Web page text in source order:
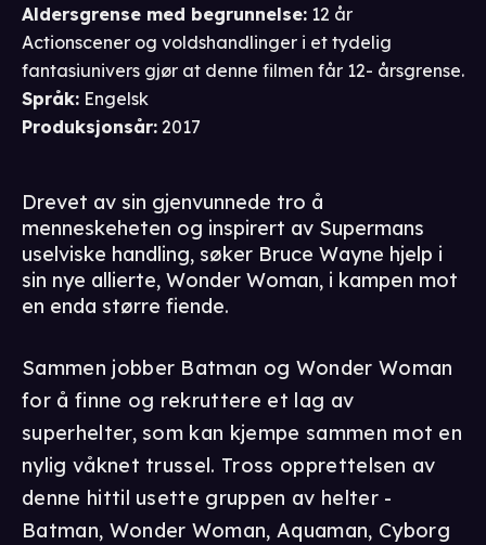
Aldersgrense med begrunnelse: 12 år
Actionscener og voldshandlinger i et tydelig
fantasiunivers gjør at denne filmen får 12- årsgrense.
Språk: Engelsk
Produksjonsår: 2017
Drevet av sin gjenvunnede tro å
menneskeheten og inspirert av Supermans
uselviske handling, søker Bruce Wayne hjelp i
sin nye allierte, Wonder Woman, i kampen mot
en enda større fiende.
Sammen jobber Batman og Wonder Woman
for å finne og rekruttere et lag av
superhelter, som kan kjempe sammen mot en
nylig våknet trussel. Tross opprettelsen av
denne hittil usette gruppen av helter -
Batman, Wonder Woman, Aquaman, Cyborg